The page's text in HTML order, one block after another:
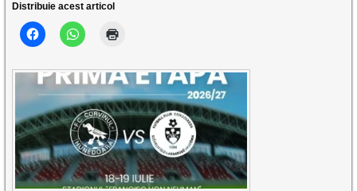
Distribuie acest articol